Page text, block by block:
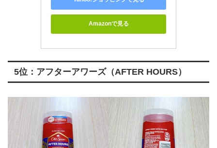
Amazonで見る
5位：アフターアワーズ（AFTER HOURS）